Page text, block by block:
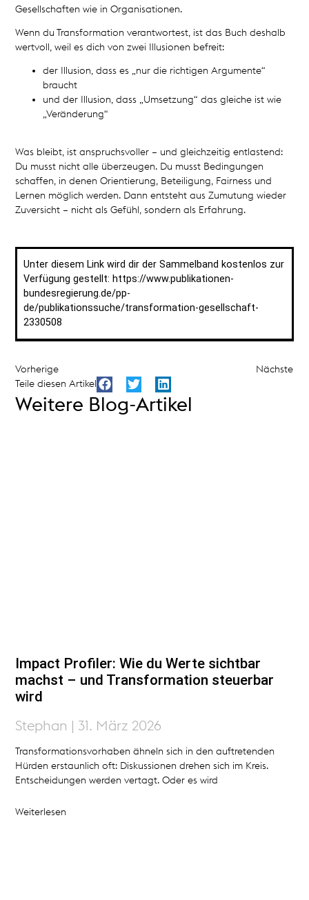
Gesellschaften wie in Organisationen.
Wenn du Transformation verantwortest, ist das Buch deshalb
wertvoll, weil es dich von zwei Illusionen befreit:
der Illusion, dass es „nur die richtigen Argumente“
braucht
und der Illusion, dass „Umsetzung“ das gleiche ist wie
„Veränderung“
Was bleibt, ist anspruchsvoller – und gleichzeitig entlastend:
Du musst nicht alle überzeugen. Du musst Bedingungen
schaffen, in denen Orientierung, Beteiligung, Fairness und
Lernen möglich werden. Dann entsteht aus Zumutung wieder
Zuversicht – nicht als Gefühl, sondern als Erfahrung.
Unter diesem Link wird dir der Sammelband kostenlos zur
Verfügung gestellt: https://www.publikationen-
bundesregierung.de/pp-
de/publikationssuche/transformation-gesellschaft-
2330508
Vorherige
Nächste
Teile diesen Artikel
Weitere Blog-Artikel
Impact Profiler: Wie du Werte sichtbar
machst – und Transformation steuerbar
wird
Stephan 31. März 2026
Transformationsvorhaben ähneln sich in den auftretenden
Hürden erstaunlich oft: Diskussionen drehen sich im Kreis.
Entscheidungen werden vertagt. Oder es wird
Weiterlesen